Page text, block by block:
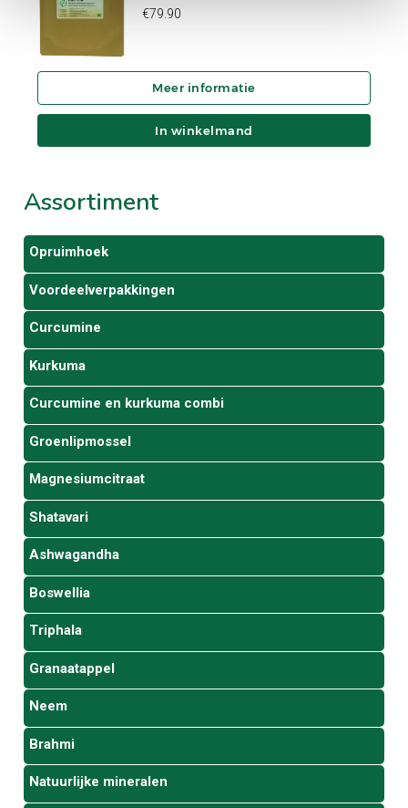
Assortiment
Opruimhoek
Voordeelverpakkingen
Curcumine
Kurkuma
Curcumine en kurkuma combi
Groenlipmossel
Magnesiumcitraat
Shatavari
Ashwagandha
Boswellia
Triphala
Granaatappel
Neem
Brahmi
Natuurlijke mineralen
€79.90
In winkelmand